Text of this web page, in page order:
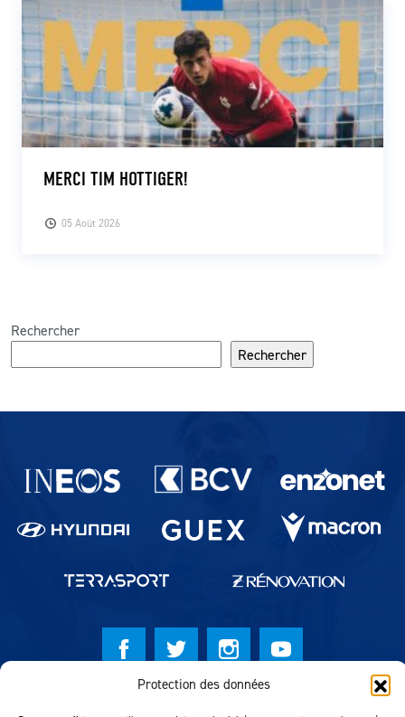
Protection des données
05 Août 2026
MERCI TIM HOTTIGER!
Rechercher
Rechercher
Partenaires du lausanne-Sport